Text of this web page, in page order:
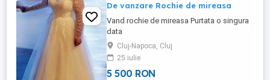
De vanzare Rochie de mireasa
Vand rochie de mireasa Purtata o singura
data
Cluj-Napoca, Cluj
25 iulie
5 500 RON